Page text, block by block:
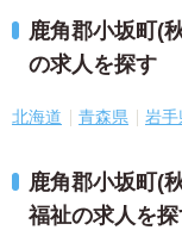
鹿角郡小坂町(
の求人を探す
北海道 青森県 岩手
鹿角郡小坂町(
福祉の求人を